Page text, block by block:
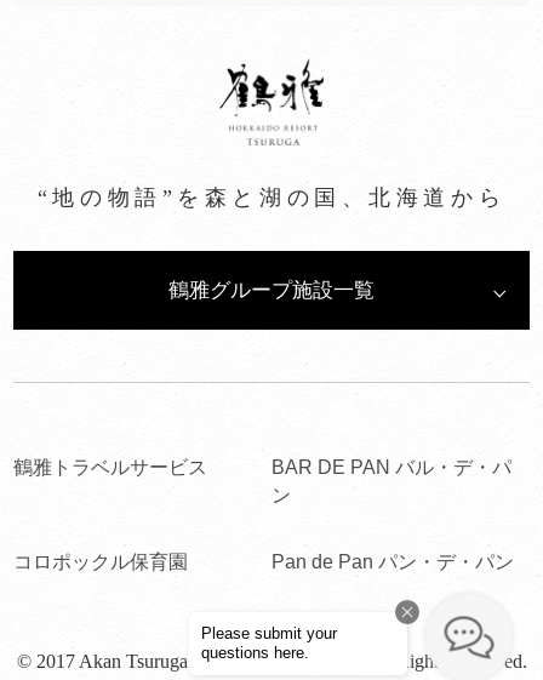
“地の物語”を森と湖の国、北海道から
鶴雅グループ施設一覧
鶴雅トラベルサービス
BAR DE PAN バル・デ・パ
ン
コロポックル保育園 Pan de Pan パン・デ・パン
© 2017 Akan Tsuruga Bessou HINANOZA. All Rights Reserved.